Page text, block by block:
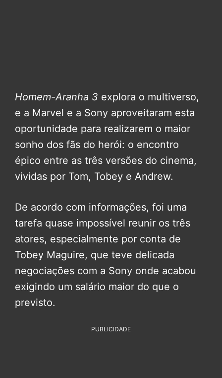
Homem-Aranha 3 explora o multiverso,
e a Marvel e a Sony aproveitaram esta
oportunidade para realizarem o maior
sonho dos fãs do herói: o encontro
épico entre as três versões do cinema,
vividas por Tom, Tobey e Andrew.
De acordo com informações, foi uma
tarefa quase impossível reunir os três
atores, especialmente por conta de
Tobey Maguire, que teve delicada
negociações com a Sony onde acabou
exigindo um salário maior do que o
previsto.
PUBLICIDADE